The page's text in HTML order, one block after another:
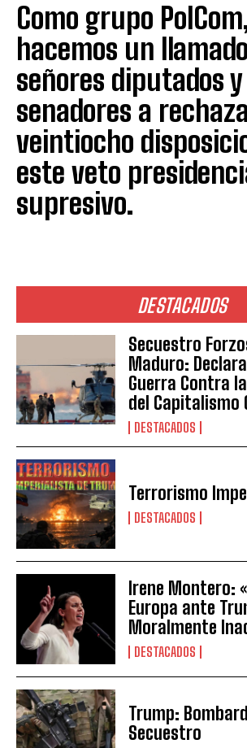
DESTACADOS
Secuestro
Maduro:
Guerra Contra
del Capitalismo
DESTACADOS
Terrorismo
DESTACADOS
Irene Montero:
Europa ante
Moralmente
DESTACADOS
Trump:
Secuestro
Como grupo
hacemos un
señores diputados y
senadores a
veintiocho
este veto
supresivo.